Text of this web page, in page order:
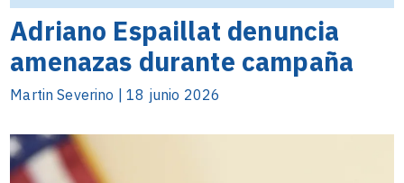
Adriano Espaillat denuncia
amenazas durante campaña
Martin Severino | 18 junio 2026